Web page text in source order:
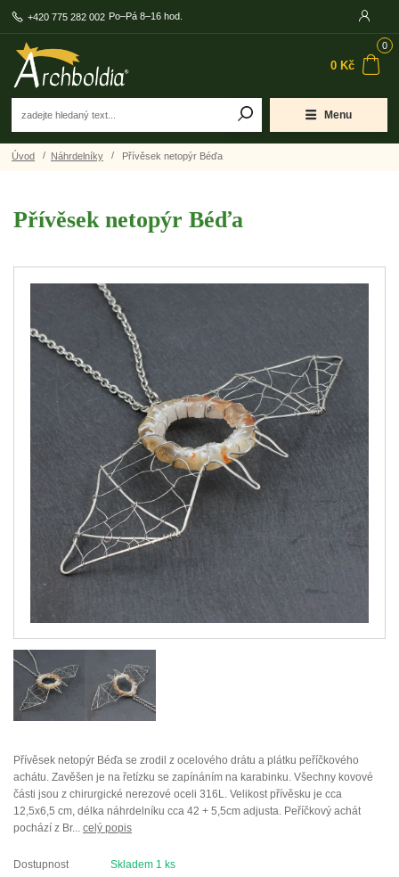
Menu
+420 775 282 002 Po–Pá 8–16 hod.
0
0 Kč
Úvod Náhrdelníky Přívěsek netopýr Béďa
Přívěsek netopýr Béďa
Přívěsek netopýr Béďa se zrodil z ocelového drátu a plátku peříčkového
achátu. Zavěšen je na řetízku se zapínáním na karabinku. Všechny kovové
části jsou z chirurgické nerezové oceli 316L. Velikost přívěsku je cca
12,5x6,5 cm, délka náhrdelníku cca 42 + 5,5cm adjusta. Peříčkový achát
pochází z Br... celý popis
Dostupnost Skladem 1 ks